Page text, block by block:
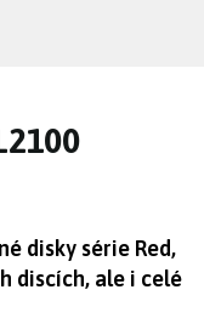
disky série Red,
discích, ale i celé